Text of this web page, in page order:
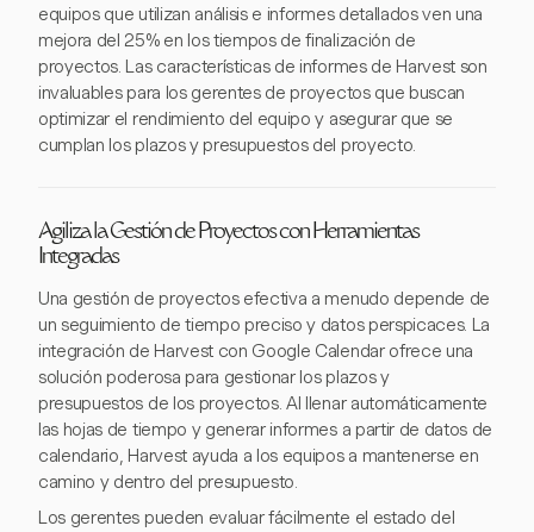
equipos que utilizan análisis e informes detallados ven una
mejora del 25% en los tiempos de finalización de
proyectos. Las características de informes de Harvest son
invaluables para los gerentes de proyectos que buscan
optimizar el rendimiento del equipo y asegurar que se
cumplan los plazos y presupuestos del proyecto.
Agiliza la Gestión de Proyectos con Herramientas
Integradas
Una gestión de proyectos efectiva a menudo depende de
un seguimiento de tiempo preciso y datos perspicaces. La
integración de Harvest con Google Calendar ofrece una
solución poderosa para gestionar los plazos y
presupuestos de los proyectos. Al llenar automáticamente
las hojas de tiempo y generar informes a partir de datos de
calendario, Harvest ayuda a los equipos a mantenerse en
camino y dentro del presupuesto.
Los gerentes pueden evaluar fácilmente el estado del